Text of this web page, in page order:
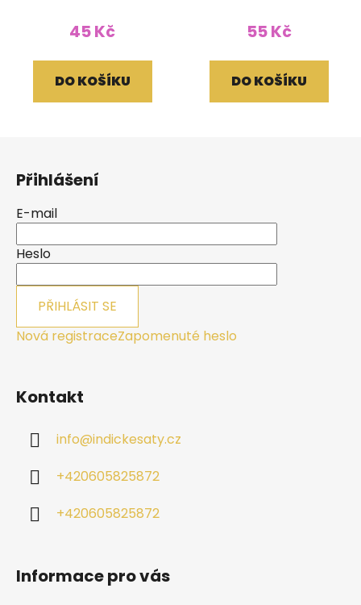
45 Kč
DO KOŠÍKU
55 Kč
DO KOŠÍKU
Přihlášení
E-mail
Heslo
PŘIHLÁSIT SE
Nová registraceZapomenuté heslo
Kontakt
info@indickesaty.cz
+420605825872
+420605825872
Informace pro vás